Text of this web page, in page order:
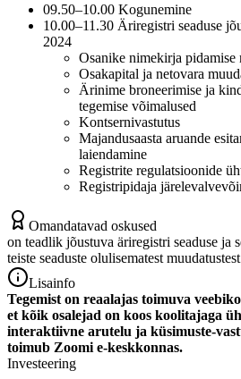
09.50–10.00 Kogunemine
10.00–11.30 Äriregistri seaduse
2024
Osanike nimekirja pidamise
Osakapital ja netovara
Ärinime broneerimise ja
tegemise võimalused
Kontsernivastutus
Majandusaasta aruande
laiendamine
Registrite regulatsioonide
Registripidaja
Omandatavad oskused
on teadlik jõustuva äriregistri seaduse ja
teiste seaduste olulisematest
Lisainfo
Tegemist on reaalajas toimuva
et kõik osalejad on koos koolitajaga
interaktiivne arutelu ja küsimuste-
toimub Zoomi e-keskkonnas.
Investeering